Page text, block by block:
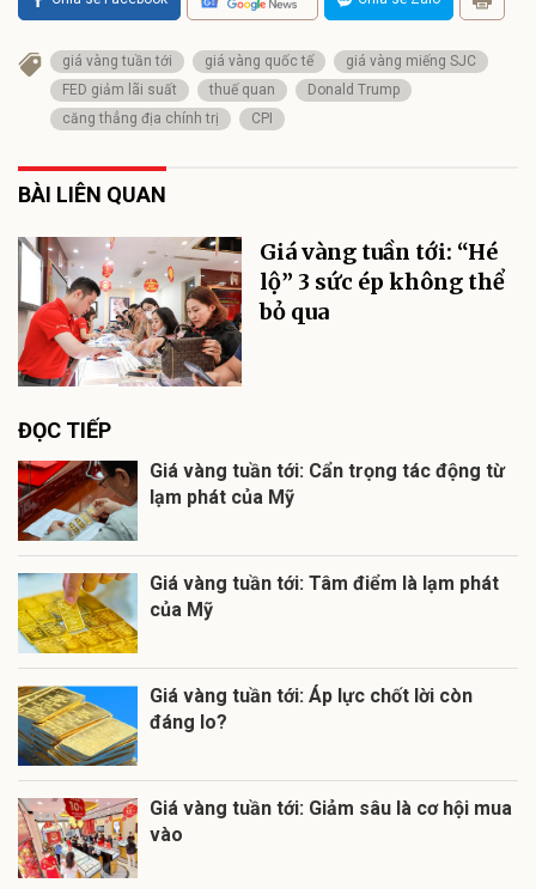
giá vàng tuần tới giá vàng quốc tế
giá vàng miếng SJC
FED giảm lãi suất
thuế quan
Donald Trump
căng thẳng địa chính trị
CPI
BÀI LIÊN QUAN
Giá vàng tuần tới: “Hé
lộ” 3 sức ép không thể
bỏ qua
ĐỌC TIẾP
Giá vàng tuần tới: Cẩn trọng tác động từ
lạm phát của Mỹ
Giá vàng tuần tới: Tâm điểm là lạm phát
của Mỹ
Giá vàng tuần tới: Áp lực chốt lời còn
đáng lo?
Giá vàng tuần tới: Giảm sâu là cơ hội mua
vào